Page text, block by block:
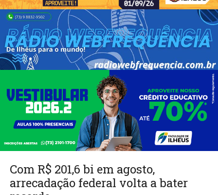
Com R$ 201,6 bi em agosto,
arrecadação federal volta a bater